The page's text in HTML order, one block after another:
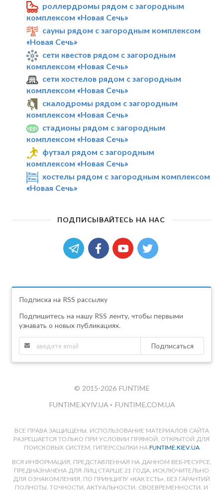
роллердромы рядом с загородным
комплексом «Новая Сечь»
сауны рядом с загородным комплексом
«Новая Сечь»
сети квестов рядом с загородным
комплексом «Новая Сечь»
сети хостелов рядом с загородным
комплексом «Новая Сечь»
скалодромы рядом с загородным
комплексом «Новая Сечь»
стадионы рядом с загородным
комплексом «Новая Сечь»
футзал рядом с загородным
комплексом «Новая Сечь»
хостелы рядом с загородным комплексом
«Новая Сечь»
ПОДПИСЫВАЙТЕСЬ НА НАС
Подписка на RSS рассылку
Подпишитесь на нашу RSS ленту, чтобы первыми
узнавать о новых публикациях.
Подписаться
© 2015-2026 FUNTIME
FUNTIME.KYIV.UA • FUNTIME.COM.UA
ВСЕ ПРАВА ЗАЩИЩЕНЫ. ИСПОЛЬЗОВАНИЕ МАТЕРИАЛОВ САЙТА
РАЗРЕШАЕТСЯ ТОЛЬКО ПРИ УСЛОВИИ ПРЯМОЙ, ОТКРЫТОЙ ДЛЯ
ПОИСКОВЫХ СИСТЕМ, ГИПЕРССЫЛКИ НА FUNTIME.KIEV.UA
ВСЯ ИНФОРМАЦИЯ, ПРЕДСТАВЛЕННАЯ НА ДАННОМ ВЕБ-РЕСУРСЕ,
ПРЕДНАЗНАЧЕНА ДЛЯ ЛИЦ СТАРШЕ 21 ГОДА, ИСКЛЮЧИТЕЛЬНО
ДЛЯ ОЗНАКОМЛЕНИЯ, ПО ПРИНЦИПУ «КАК ЕСТЬ», БЕЗ ГАРАНТИЙ
ПОЛНОТЫ, ТОЧНОСТИ, АКТУАЛЬНОСТИ, СВОЕВРЕМЕННОСТИ, И